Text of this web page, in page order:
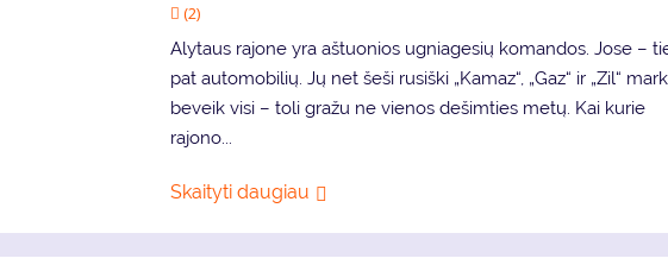
(2)
Alytaus rajone yra aštuonios ugniagesių komandos. Jose –
pat automobilių. Jų net šeši rusiški „Kamaz“, „Gaz“ ir „Zil“
beveik visi – toli gražu ne vienos dešimties metų. Kai kurie
rajono...
Skaityti daugiau